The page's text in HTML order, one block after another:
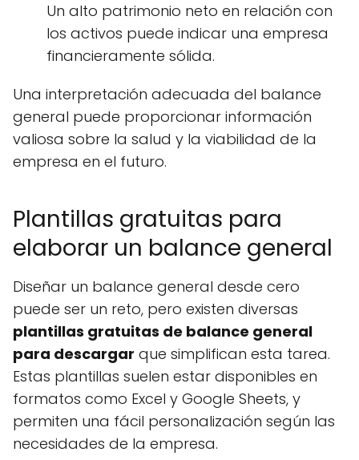
Un alto patrimonio neto en relación con
los activos puede indicar una empresa
financieramente sólida.
Una interpretación adecuada del balance
general puede proporcionar información
valiosa sobre la salud y la viabilidad de la
empresa en el futuro.
Plantillas gratuitas para
elaborar un balance general
Diseñar un balance general desde cero
puede ser un reto, pero existen diversas
plantillas gratuitas de balance general
para descargar que simplifican esta tarea.
Estas plantillas suelen estar disponibles en
formatos como Excel y Google Sheets, y
permiten una fácil personalización según las
necesidades de la empresa.